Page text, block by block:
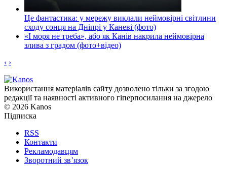
Це фантастика: у мережу виклали неймовірні світлини
сходу сонця на Дніпрі у Каневі (фото)
«І моря не треба», або як Канів накрила неймовірна
злива з градом (фото+відео)
‹ ›
Використання матеріалів сайту дозволено тільки за згодою
редакції та наявності активного гіперпосилання на джерело
© 2026 Kanos
Підписка
RSS
Контакти
Рекламодавцям
Зворотний зв’язок